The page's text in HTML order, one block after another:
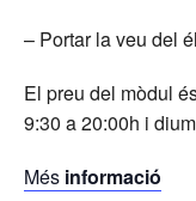
– Portar la veu del
El preu del mòdul
9:30 a 20:00h i
Més informació